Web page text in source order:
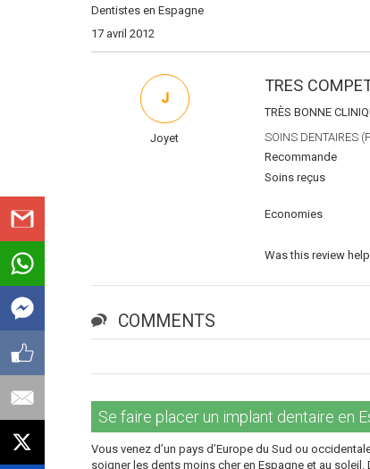
Dentistes en Espagne
17 avril 2012
TRES
TRÈS BONNE
SOINS DENTAIRES
Recommande
Soins reçus
Economies
J
Joyet
Was this review
COMMENTS
Se faire placer un implant dentaire en
Vous venez d’un pays d’Europe du Sud ou
soigner les dents moins cher en Espagne et au